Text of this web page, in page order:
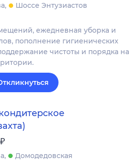
Шоссе Энтузиастов
ежедневная уборка и
пополнение гигиенических
чистоты и порядка на
₽
Домодедовская